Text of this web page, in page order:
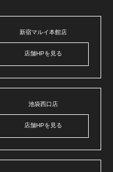
新宿マルイ本館店
店舗HPを見る
池袋西口店
店舗HPを見る